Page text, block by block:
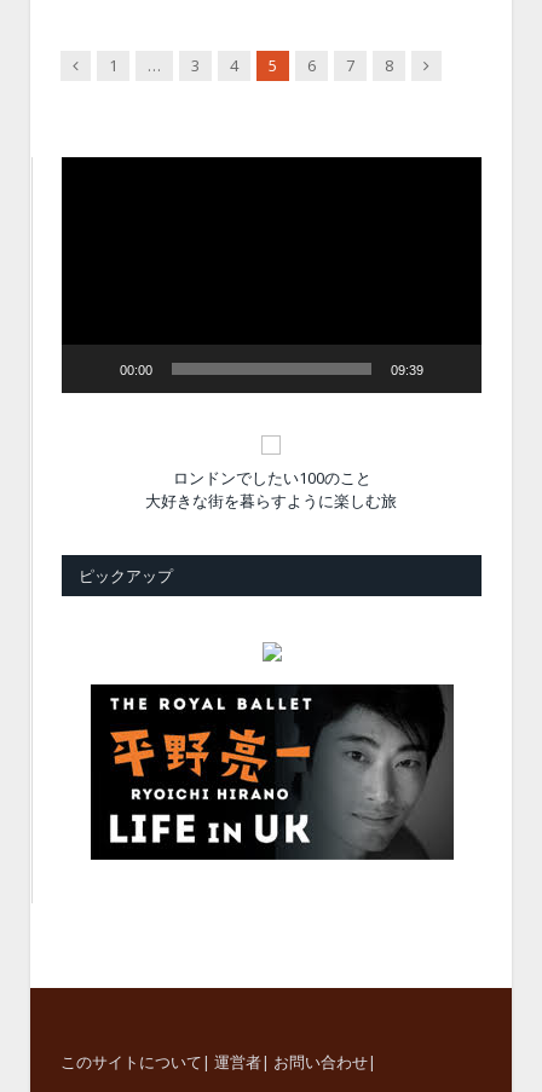
Previous
1 … 3 4 5 6 7 8 Next
00:00 09:39
ロンドンでしたい100のこと
大好きな街を暮らすように楽しむ旅
ピックアップ
このサイトについて| 運営者| お問い合わせ|